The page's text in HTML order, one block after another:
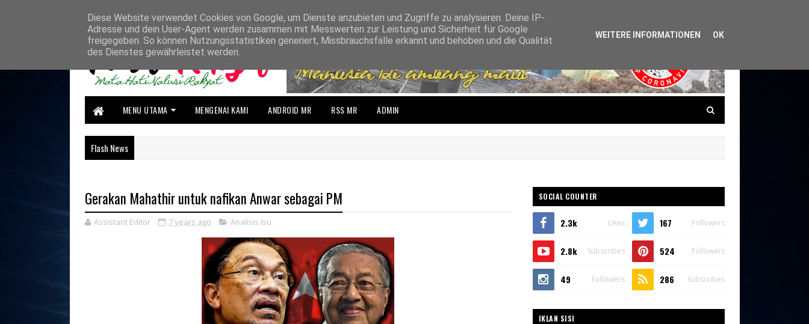
MENU UTAMA MENGENAI KAMI ANDROID MR RSS MR ADMIN
Flash News
Gerakan Mahathir untuk nafikan Anwar sebagai PM
Assistant Editor 7 years ago Analisis Isu
SOCIAL COUNTER
2.3k Likes 167 Followers
2.8k Subscribes 524 Followers
49 Followers 286 Subscribes
IKLAN SISI
Diese Website verwendet Cookies von Google, um Dienste anzubieten und Zugriffe zu analysieren. Deine IP-
Adresse und dein User-Agent werden zusammen mit Messwerten zur Leistung und Sicherheit für Google
freigegeben. So können Nutzungsstatistiken generiert, Missbrauchsfälle erkannt und behoben und die Qualität
des Dienstes gewährleistet werden.
WEITERE INFORMATIONEN OK